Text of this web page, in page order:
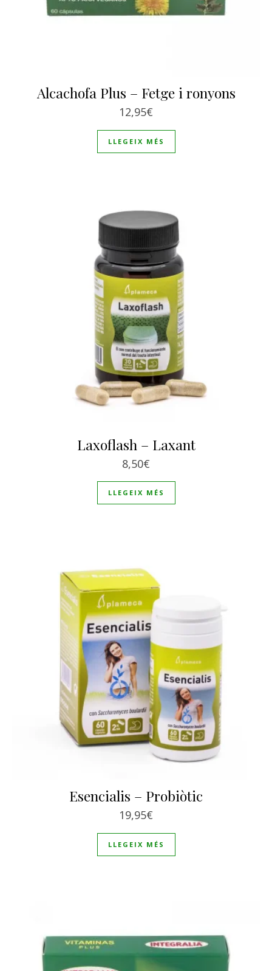
Alcachofa Plus – Fetge i ronyons
12,95€
LLEGEIX MÉS
Laxoflash – Laxant
8,50€
LLEGEIX MÉS
Esencialis – Probiòtic
19,95€
LLEGEIX MÉS